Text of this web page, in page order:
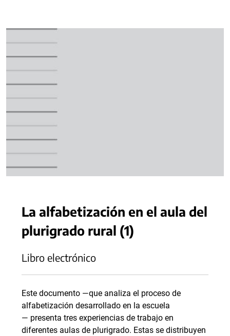
La alfabetización en el aula del
plurigrado rural (1)
Libro electrónico
Este documento —que analiza el proceso de
alfabetización desarrollado en la escuela
— presenta tres experiencias de trabajo en
diferentes aulas de plurigrado. Estas se distribuyen